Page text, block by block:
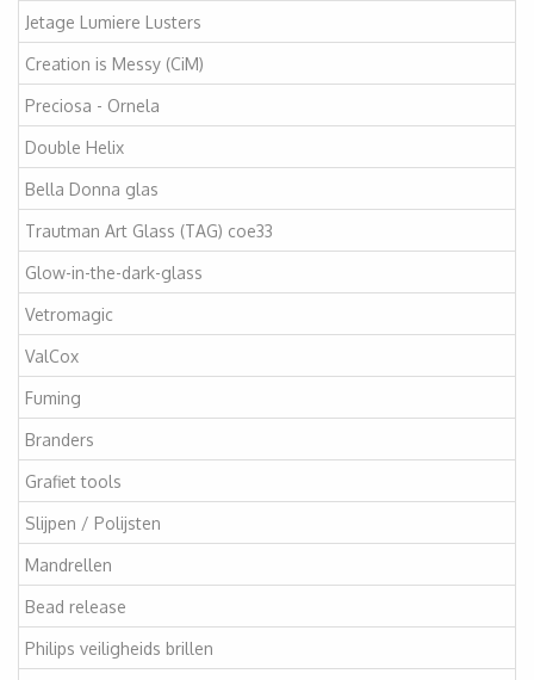
Jetage Lumiere Lusters
Creation is Messy (CiM)
Preciosa - Ornela
Double Helix
Bella Donna glas
Trautman Art Glass (TAG) coe33
Glow-in-the-dark-glass
Vetromagic
ValCox
Fuming
Branders
Grafiet tools
Slijpen / Polijsten
Mandrellen
Bead release
Philips veiligheids brillen